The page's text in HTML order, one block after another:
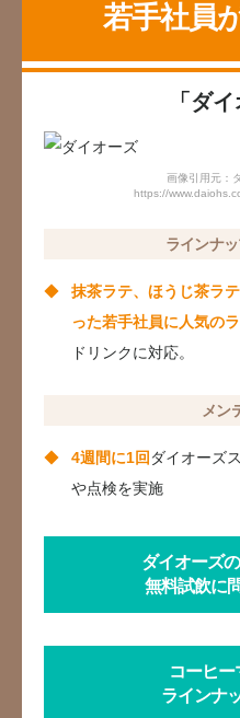
若手社員
「ダ
画像引用元：
https://
ラインナ
抹茶ラテ、ほうじ茶ラ
った若手社員に人気の
ドリンクに対応。
メン
4週間に1回 ダイオーズ
や点検を実施
ダイオーズ
無料試飲に
コーヒー
ラインナ